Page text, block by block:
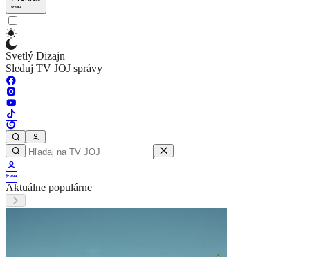
Svetlý Dizajn
Sleduj TV JOJ správy
Aktuálne populárne